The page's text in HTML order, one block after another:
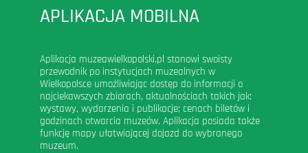
APLIKACJA MOBILNA
Aplikacja muzeawielkopolski.pl stanowi swoisty
przewodnik po instytucjach muzealnych w
Wielkopolsce umożliwiając dostęp do informacji o
najciekawszych zbiorach, aktualnościach takich jak:
wystawy, wydarzenia i publikacje; cenach biletów i
godzinach otwarcia muzeów. Aplikacja posiada także
funkcję mapy ułatwiającej dojazd do wybranego
muzeum.